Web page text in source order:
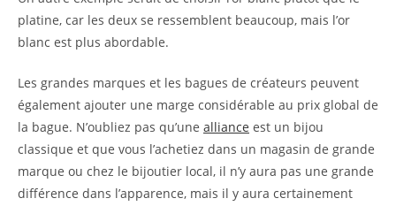
platine, car les deux se ressemblent beaucoup, mais l’or
blanc est plus abordable.
Les grandes marques et les bagues de créateurs peuvent
également ajouter une marge considérable au prix global de
la bague. N’oubliez pas qu’une alliance est un bijou
classique et que vous l’achetiez dans un magasin de grande
marque ou chez le bijoutier local, il n’y aura pas une grande
différence dans l’apparence, mais il y aura certainement